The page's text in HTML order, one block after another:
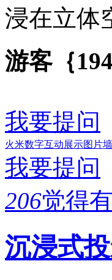
浸在立体
游客｛194
我要提问
火米数字互动展示图片墙
我要提问
206觉得
沉浸式